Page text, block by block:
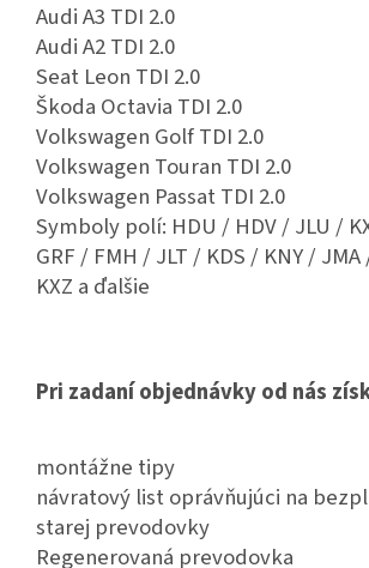
Audi A3 TDI 2.0
Audi A2 TDI 2.0
Seat Leon TDI 2.0
Škoda Octavia TDI 2.0
Volkswagen Golf TDI 2.0
Volkswagen Touran TDI 2.0
Volkswagen Passat TDI 2.0
Symboly polí: HDU / HDV / JLU /
GRF / FMH / JLT / KDS / KNY /
KXZ a ďalšie
Pri zadaní objednávky od nás
montážne tipy
návratový list oprávňujúci na
starej prevodovky
Regenerovaná prevodovka